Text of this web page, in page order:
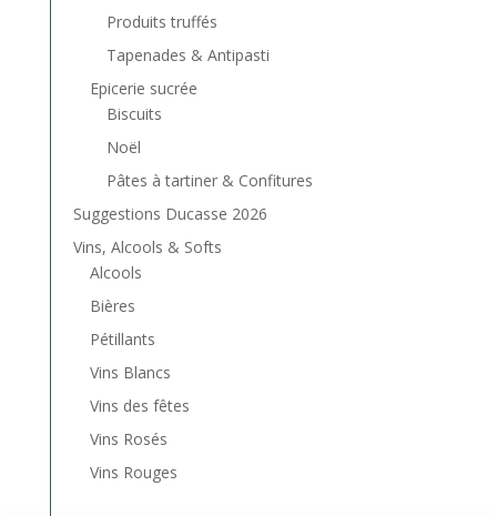
Produits truffés
Tapenades & Antipasti
Epicerie sucrée
Biscuits
Noël
Pâtes à tartiner & Confitures
Suggestions Ducasse 2026
Vins, Alcools & Softs
Alcools
Bières
Pétillants
Vins Blancs
Vins des fêtes
Vins Rosés
Vins Rouges